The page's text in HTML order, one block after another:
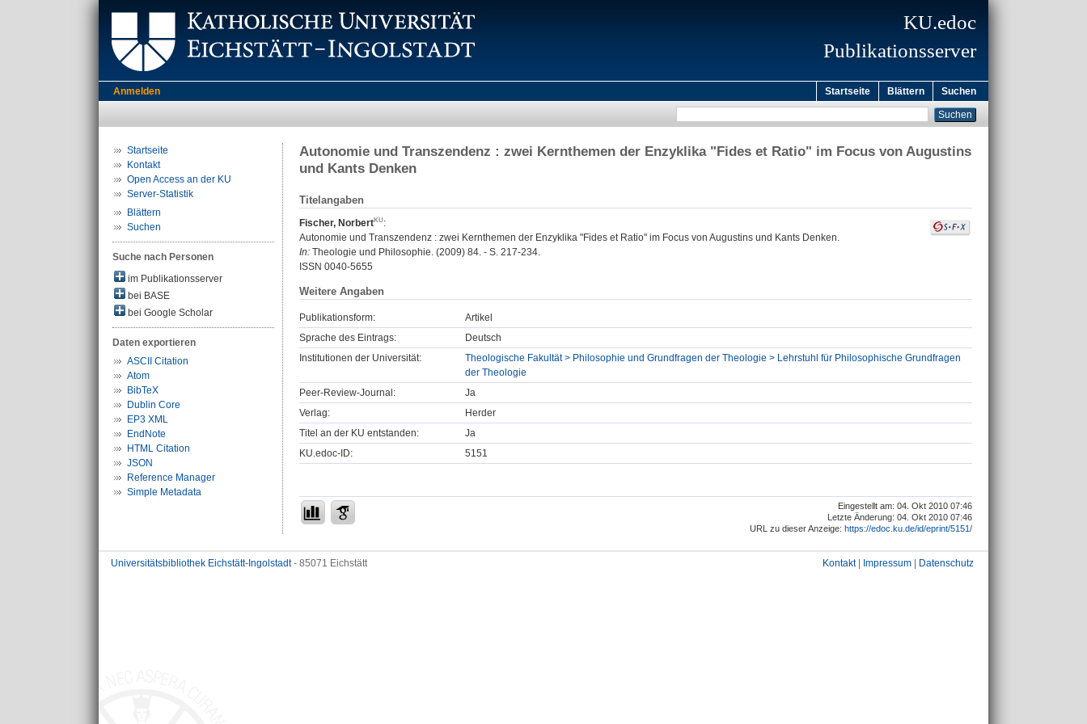
KU.edoc
Publikationsserver
Anmelden Startseite Blättern Suchen
Startseite
Kontakt
Open Access an der KU
Server-Statistik
Blättern
Suchen
Suche nach Personen
im Publikationsserver
bei BASE
bei Google Scholar
Daten exportieren
ASCII Citation
Atom
BibTeX
Dublin Core
EP3 XML
EndNote
HTML Citation
JSON
Reference Manager
Simple Metadata
Autonomie und Transzendenz : zwei Kernthemen der Enzyklika "Fides et Ratio" im Focus von Augustins
und Kants Denken
Titelangaben
Fischer, Norbert
:
Autonomie und Transzendenz : zwei Kernthemen der Enzyklika "Fides et Ratio" im Focus von Augustins und Kants Denken.
In: Theologie und Philosophie. (2009) 84. - S. 217-234.
ISSN 0040-5655
Weitere Angaben
Publikationsform:
Artikel
Sprache des Eintrags:
Deutsch
Institutionen der Universität:
Theologische Fakultät > Philosophie und Grundfragen der Theologie > Lehrstuhl für Philosophische Grundfragen
der Theologie
Peer-Review-Journal:
Ja
Verlag:
Herder
Titel an der KU entstanden:
Ja
KU.edoc-ID:
5151
Eingestellt am: 04. Okt 2010 07:46
Letzte Änderung: 04. Okt 2010 07:46
URL zu dieser Anzeige: https://edoc.ku.de/id/eprint/5151/
Universitätsbibliothek Eichstätt-Ingolstadt- 85071 Eichstätt Kontakt| Impressum Datenschutz